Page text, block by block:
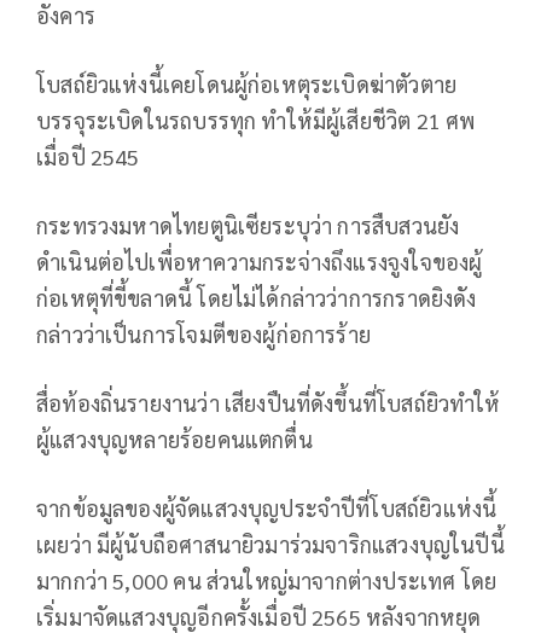
อังคาร
โบสถ์ยิวแห่งนี้เคยโดนผู้ก่อเหตุระเบิดฆ่าตัวตาย
บรรจุระเบิดในรถบรรทุก ทำให้มีผู้เสียชีวิต 21 ศพ
เมื่อปี 2545
กระทรวงมหาดไทยตูนิเซียระบุว่า การสืบสวนยัง
ดำเนินต่อไปเพื่อหาความกระจ่างถึงแรงจูงใจของผู้
ก่อเหตุที่ขี้ขลาดนี้ โดยไม่ได้กล่าวว่าการกราดยิงดัง
กล่าวว่าเป็นการโจมตีของผู้ก่อการร้าย
สื่อท้องถิ่นรายงานว่า เสียงปืนที่ดังขึ้นที่โบสถ์ยิวทำให้
ผู้แสวงบุญหลายร้อยคนแตกตื่น
จากข้อมูลของผู้จัดแสวงบุญประจำปีที่โบสถ์ยิวแห่งนี้
เผยว่า มีผู้นับถือศาสนายิวมาร่วมจาริกแสวงบุญในปีนี้
มากกว่า 5,000 คน ส่วนใหญ่มาจากต่างประเทศ โดย
เริ่มมาจัดแสวงบุญอีกครั้งเมื่อปี 2565 หลังจากหยุด